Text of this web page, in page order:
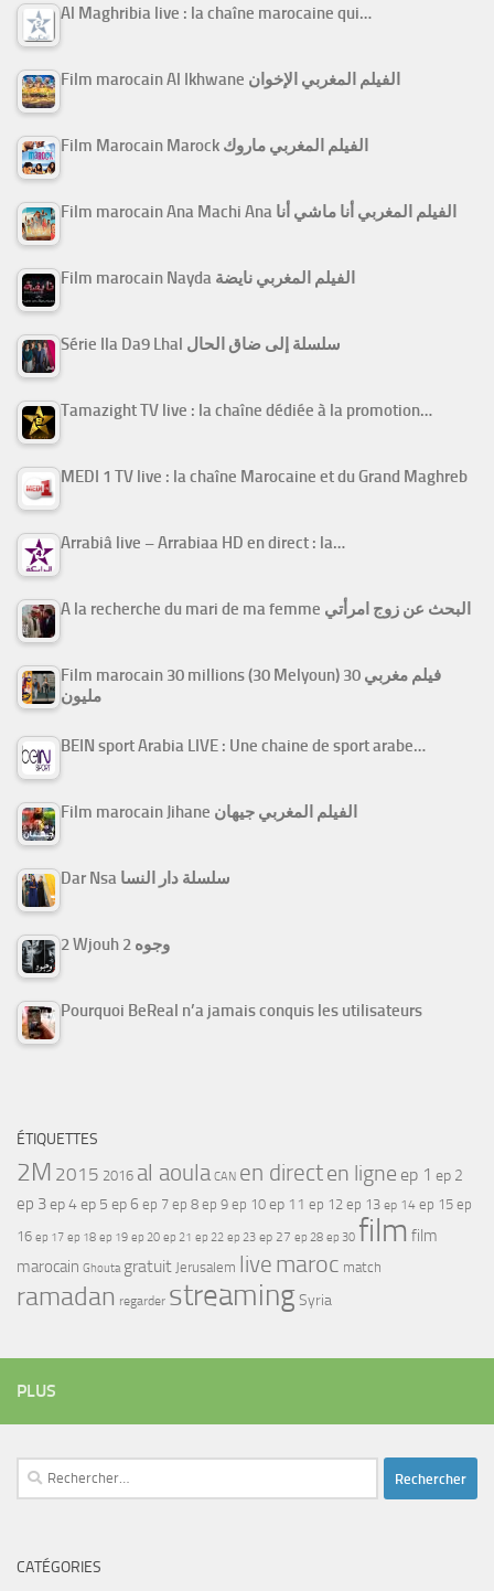
Al Maghribia live : la chaîne marocaine qui…
Film marocain Al Ikhwane الفيلم المغربي الإخوان
Film Marocain Marock الفيلم المغربي ماروك
Film marocain Ana Machi Ana الفيلم المغربي أنا ماشي أنا
Film marocain Nayda الفيلم المغربي نايضة
Série Ila Da9 Lhal سلسلة إلى ضاق الحال
Tamazight TV live : la chaîne dédiée à la promotion…
MEDI 1 TV live : la chaîne Marocaine et du Grand Maghreb
Arrabiâ live – Arrabiaa HD en direct : la…
A la recherche du mari de ma femme البحث عن زوج امرأتي
Film marocain 30 millions (30 Melyoun) فيلم مغربي 30
مليون
BEIN sport Arabia LIVE : Une chaine de sport arabe…
Film marocain Jihane الفيلم المغربي جيهان
Dar Nsa سلسلة دار النسا
2 Wjouh 2 وجوه
Pourquoi BeReal n’a jamais conquis les utilisateurs
ÉTIQUETTES
2M 2015 2016 al aoula CAN en directen ligne ep 1 ep 2
ep 3ep 4ep 5 ep 6 ep 7 ep 8 ep 9 ep 10 ep 11 ep 12 ep 13 ep 14 ep 15 ep
16 ep 17 ep 18 ep 19 ep 20 ep 21 ep 22 ep 23 ep 27 ep 28 ep 30 film film
marocain Ghouta gratuit Jerusalem live maroc match
ramadan regarder streamingSyria
PLUS
Rechercher :
CATÉGORIES